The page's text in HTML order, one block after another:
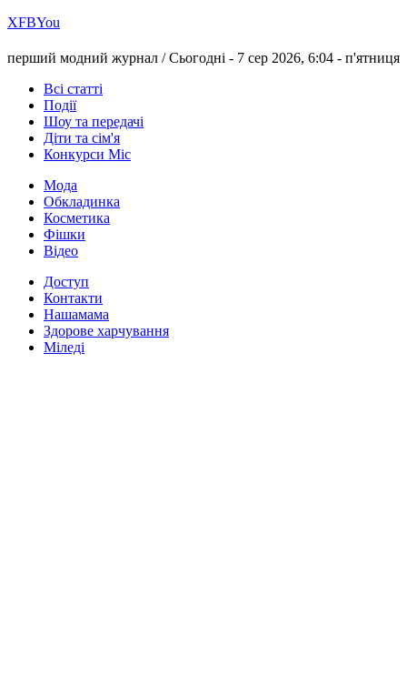
ХFBYou
перший модний журнал /Сьогодні - 7 сер 2026, 6:04 - п'ятниця
Всі статті
Події
Шоу та передачі
Діти та сім'я
Конкурси Міс
Мода
Обкладинка
Косметика
Фішки
Відео
Доступ
Контакти
Нашамама
Здорове харчування
Міледі